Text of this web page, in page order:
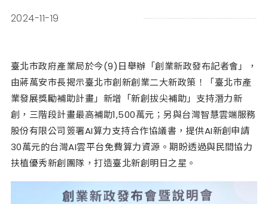
2024-11-19
臺北市政府產業局於今(9)日舉辦「創業新政發布記者會」，
由蔣萬安市長揭示臺北市創新創業二大新政策！「臺北市產
業發展獎勵補助計畫」新增「新創拔尖補助」支持潛力新
創，三階段計畫最高補助1,500萬元；另與台灣智慧雲端服務
股份有限公司簽署AI算力支持合作協議書，提供AI新創申請
30萬元的台灣AI雲平台免費算力資源。期盼透過與民間協力
扶植優秀新創團隊，打造臺北新創明日之星。